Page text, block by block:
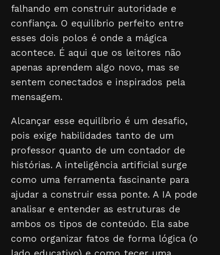
falhando em construir autoridade e
confiança. O equilíbrio perfeito entre
esses dois polos é onde a mágica
acontece. É aqui que os leitores não
apenas aprendem algo novo, mas se
sentem conectados e inspirados pela
mensagem.
Alcançar esse equilíbrio é um desafio,
pois exige habilidades tanto de um
professor quanto de um contador de
histórias. A inteligência artificial surge
como uma ferramenta fascinante para
ajudar a construir essa ponte. A IA pode
analisar e entender as estruturas de
ambos os tipos de conteúdo. Ela sabe
como organizar fatos de forma lógica (o